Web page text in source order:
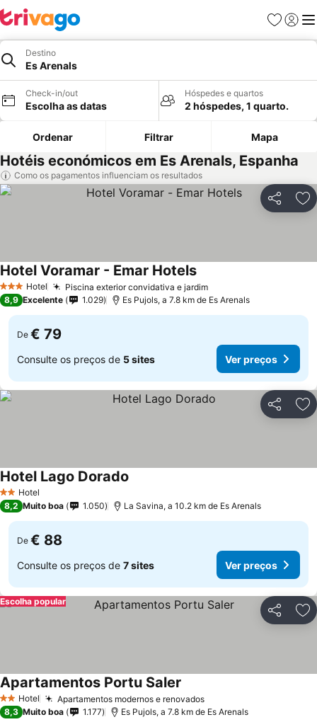
Favoritos
Iniciar
Destino
Es Arenals
Check-in/out
Escolha as datas
Hóspedes e quartos
2 hóspedes, 1 quarto.
Ordenar Filtrar Mapa
Hotéis económicos em Es Arenals, Espanha
Como os pagamentos influenciam os resultados
Partilhar
3 EstrelasHotel Piscina exterior convidativa e jardim
Hotel Voramar - Emar Hotels
8,9 Excelente 1.029 Es Pujols, a 7.8 km de Es Arenals
De € 79
Consulte os preços de 5 sites Ver preços
Partilhar
2 Estrelas
Hotel
Hotel Lago Dorado
8,2 Muito boa 1.050 La Savina, a 10.2 km de Es Arenals
De € 88
Consulte os preços de 7 sites Ver preços
Partilhar
Escolha popular
2 Estrelas
Hotel Apartamentos modernos e renovados
Apartamentos Portu Saler
8,3 Muito boa 1.177 Es Pujols, a 7.8 km de Es Arenals